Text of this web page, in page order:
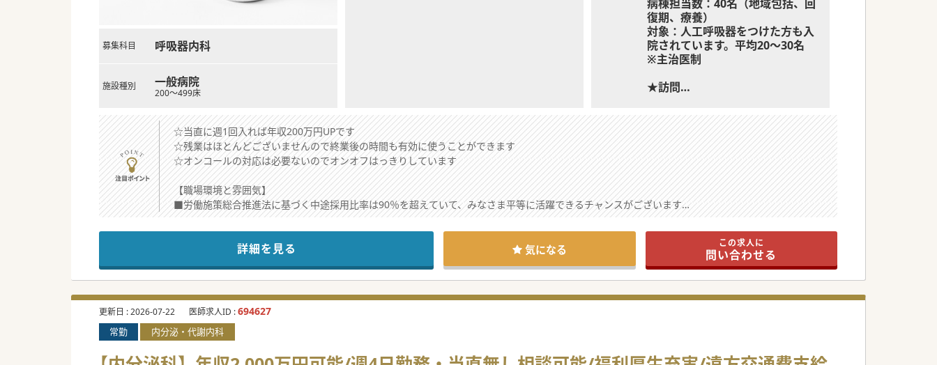
募集科目 呼吸器内科
施設種別 一般病院
200～499床
病棟担当数：40名（地域包括、回
復期、療養）
対象：人工呼吸器をつけた方も入
院されています。平均20～30名
※主治医制
★訪問
☆当直に週1回入れば年収200万円UPです
☆残業はほとんどございませんので終業後の時間も有効に使うことができます
☆オンコールの対応は必要ないのでオンオフはっきりしています
【職場環境と雰囲気】
■労働施策総合推進法に基づく中途採用比率は90％を超えていて、みなさま平等に活躍できるチャンスがございます
■長野県千曲市には4件の病院がありますが、最も多い病床数をもつケアミックス病院です
■北信エリア、東信エリアから通いやすい立地ですが中信エリアからの通勤も可能な範囲です
【業務内容】
■風邪やその他の一般疾患や、生活習慣病などの慢性疾患を中心にした診療を総合的に行っています
■原則週5日勤務ですが週4日のご勤務や当直オンコール無しという働き方も可能ですので、まずはご希望をお聞かせください
■病棟は後方支援病院として機能しており、入院患者さまは高齢者が多く、急性期からの紹介で比較的症状が落ち着いた方です
【医療関連情報】
詳細を見る 気になる この求人に
問い合わせる
更新日 :2026-07-22 医師求人ID :694627
常勤 内分泌・代謝内科